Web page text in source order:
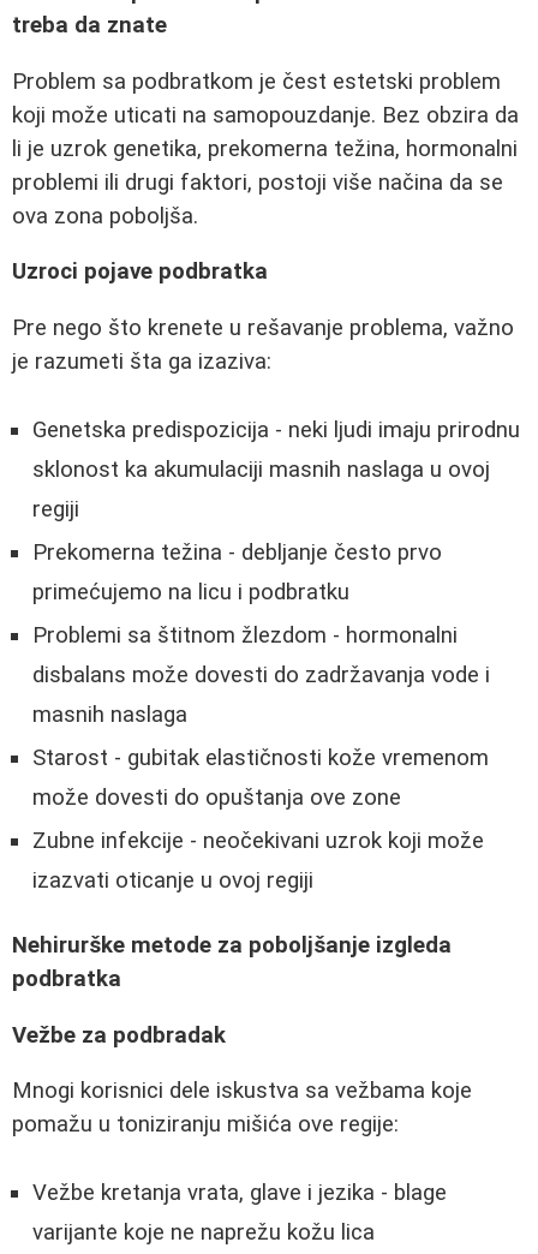
treba da znate
Problem sa podbratkom je čest estetski problem
koji može uticati na samopouzdanje. Bez obzira da
li je uzrok genetika, prekomerna težina, hormonalni
problemi ili drugi faktori, postoji više načina da se
ova zona poboljša.
Uzroci pojave podbratka
Pre nego što krenete u rešavanje problema, važno
je razumeti šta ga izaziva:
Genetska predispozicija - neki ljudi imaju prirodnu
sklonost ka akumulaciji masnih naslaga u ovoj
regiji
Prekomerna težina - debljanje često prvo
primećujemo na licu i podbratku
Problemi sa štitnom žlezdom - hormonalni
disbalans može dovesti do zadržavanja vode i
masnih naslaga
Starost - gubitak elastičnosti kože vremenom
može dovesti do opuštanja ove zone
Zubne infekcije - neočekivani uzrok koji može
izazvati oticanje u ovoj regiji
Nehirurške metode za poboljšanje izgleda
podbratka
Vežbe za podbradak
Mnogi korisnici dele iskustva sa vežbama koje
pomažu u toniziranju mišića ove regije:
Vežbe kretanja vrata, glave i jezika - blage
varijante koje ne naprežu kožu lica